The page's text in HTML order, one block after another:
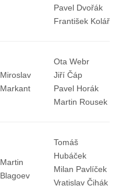
Pavel Dvořák
František Kolář
Miroslav
Markant
Ota Webr
Jiří Čáp
Pavel Horák
Martin Rousek
Martin
Blagoev
Tomáš
Hubáček
Milan Pavlíček
Vratislav Čihák